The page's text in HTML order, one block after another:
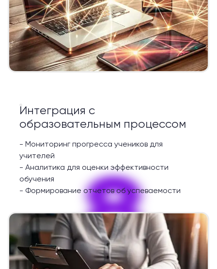
8
Интеграция с
образовательным процессом
- Мониторинг прогресса учеников для
учителей
- Аналитика для оценки эффективности
обучения
- Формирование отчетов об успеваемости